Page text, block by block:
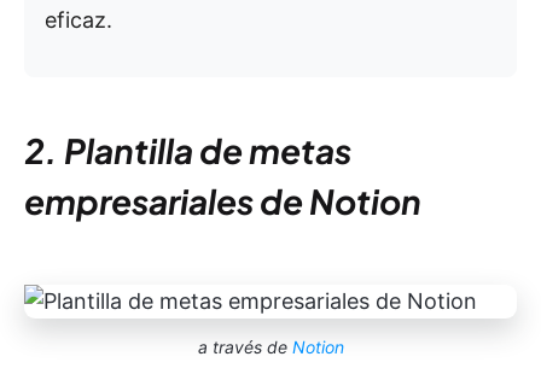
eficaz.
2. Plantilla de metas
empresariales de Notion
a través de Notion